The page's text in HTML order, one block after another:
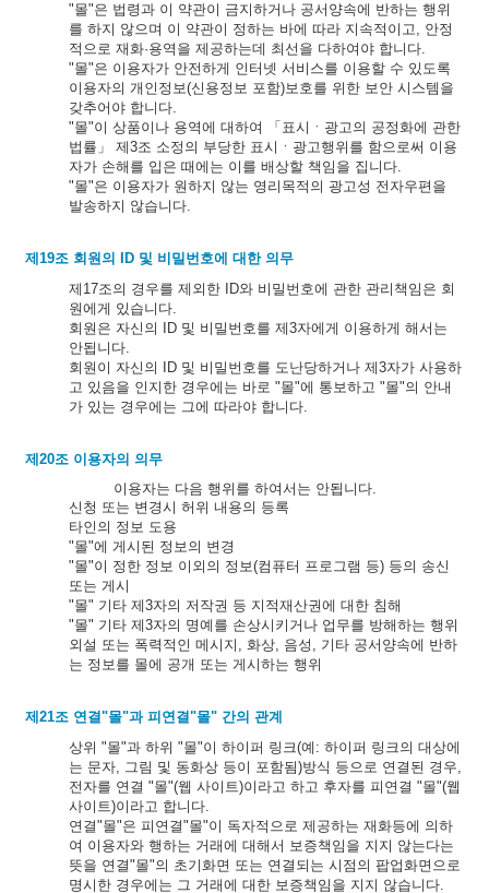
"몰"은 법령과 이 약관이 금지하거나 공서양속에 반하는 행위
를 하지 않으며 이 약관이 정하는 바에 따라 지속적이고, 안정
적으로 재화·용역을 제공하는데 최선을 다하여야 합니다.
"몰"은 이용자가 안전하게 인터넷 서비스를 이용할 수 있도록
이용자의 개인정보(신용정보 포함)보호를 위한 보안 시스템을
갖추어야 합니다.
"몰"이 상품이나 용역에 대하여 「표시ㆍ광고의 공정화에 관한
법률」 제3조 소정의 부당한 표시ㆍ광고행위를 함으로써 이용
자가 손해를 입은 때에는 이를 배상할 책임을 집니다.
"몰"은 이용자가 원하지 않는 영리목적의 광고성 전자우편을
발송하지 않습니다.
제19조 회원의 ID 및 비밀번호에 대한 의무
제17조의 경우를 제외한 ID와 비밀번호에 관한 관리책임은 회
원에게 있습니다.
회원은 자신의 ID 및 비밀번호를 제3자에게 이용하게 해서는
안됩니다.
회원이 자신의 ID 및 비밀번호를 도난당하거나 제3자가 사용하
고 있음을 인지한 경우에는 바로 "몰"에 통보하고 "몰"의 안내
가 있는 경우에는 그에 따라야 합니다.
제20조 이용자의 의무
이용자는 다음 행위를 하여서는 안됩니다.
신청 또는 변경시 허위 내용의 등록
타인의 정보 도용
"몰"에 게시된 정보의 변경
"몰"이 정한 정보 이외의 정보(컴퓨터 프로그램 등) 등의 송신
또는 게시
"몰" 기타 제3자의 저작권 등 지적재산권에 대한 침해
"몰" 기타 제3자의 명예를 손상시키거나 업무를 방해하는 행위
외설 또는 폭력적인 메시지, 화상, 음성, 기타 공서양속에 반하
는 정보를 몰에 공개 또는 게시하는 행위
제21조 연결"몰"과 피연결"몰" 간의 관계
상위 "몰"과 하위 "몰"이 하이퍼 링크(예: 하이퍼 링크의 대상에
는 문자, 그림 및 동화상 등이 포함됨)방식 등으로 연결된 경우,
전자를 연결 "몰"(웹 사이트)이라고 하고 후자를 피연결 "몰"(웹
사이트)이라고 합니다.
연결"몰"은 피연결"몰"이 독자적으로 제공하는 재화등에 의하
여 이용자와 행하는 거래에 대해서 보증책임을 지지 않는다는
뜻을 연결"몰"의 초기화면 또는 연결되는 시점의 팝업화면으로
명시한 경우에는 그 거래에 대한 보증책임을 지지 않습니다.